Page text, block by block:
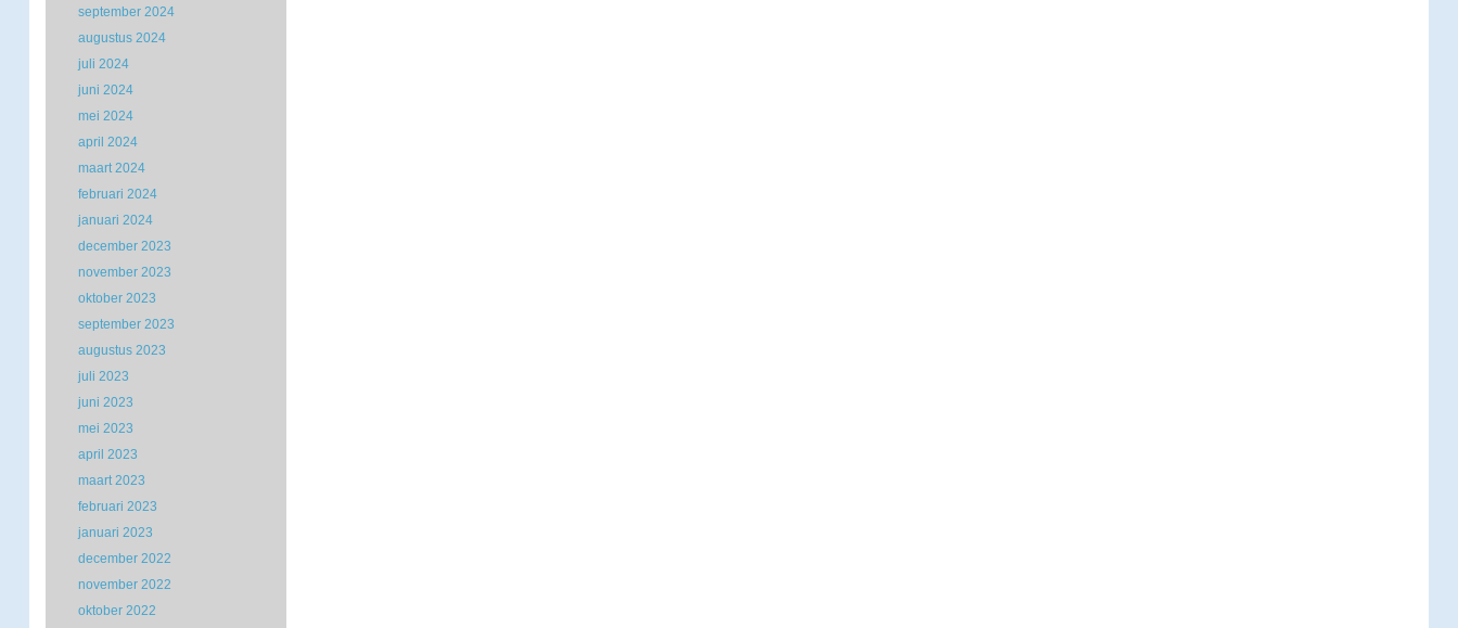
september 2024
augustus 2024
juli 2024
juni 2024
mei 2024
april 2024
maart 2024
februari 2024
januari 2024
december 2023
november 2023
oktober 2023
september 2023
augustus 2023
juli 2023
juni 2023
mei 2023
april 2023
maart 2023
februari 2023
januari 2023
december 2022
november 2022
oktober 2022